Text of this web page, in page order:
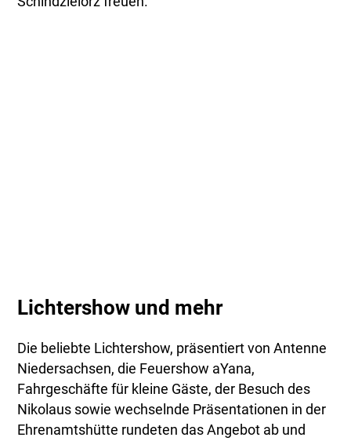
Lichtershow und mehr
Die beliebte Lichtershow, präsentiert von Antenne
Niedersachsen, die Feuershow aYana,
Fahrgeschäfte für kleine Gäste, der Besuch des
Nikolaus sowie wechselnde Präsentationen in der
Ehrenamtshütte rundeten das Angebot ab und